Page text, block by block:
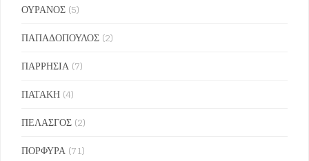
ΟΥΡΑΝΟΣ (5)
ΠΑΠΑΔΟΠΟΥΛΟΣ (2)
ΠΑΡΡΗΣΙΑ (7)
ΠΑΤΑΚΗ (4)
ΠΕΛΑΣΓΟΣ (2)
ΠΟΡΦΥΡΑ (71)